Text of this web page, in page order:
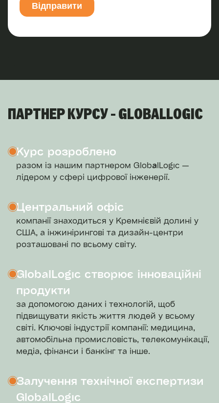
ПАРТНЕР КУРСУ - GLOBALLOGIC
Курс розроблено
разом із нашим партнером GlobalLogic —
лідером у сфері цифрової інженерії.
Центральний офіс
компанії знаходиться у Кремнієвій долині у
США, а інжинірингові та дизайн-центри
розташовані по всьому світу.
GlobalLogic створює інноваційні
продукти
за допомогою даних і технологій, щоб
підвищувати якість життя людей у всьому
світі. Ключові індустрії компанії: медицина,
автомобільна промисловість, телекомунікації,
медіа, фінанси і банкінг та інше.
Залучення технічної експертизи
GlobalLogic